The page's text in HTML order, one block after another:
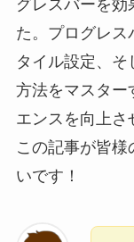
グレスバーを効
た。プログレス
タイル設定、
方法をマスター
エンスを向上さ
この記事が皆
いです！